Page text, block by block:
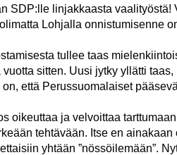
SDP:lle linjakkaasta vaalityöstä!
Lohjalla onnistumisenne
tullee taas
sitten. Uusi jytky yllätti
että Perussuomalaiset
oikeuttaa ja velvoittaa
tehtävään. Itse en
yhtään ”nössöilemään”.